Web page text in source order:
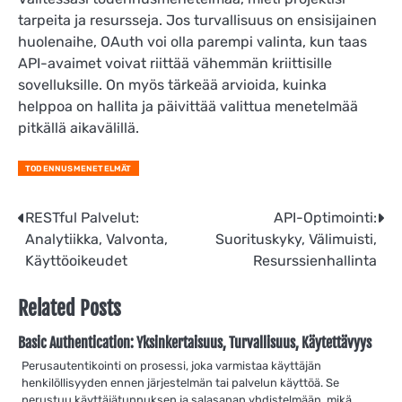
tarpeita ja resursseja. Jos turvallisuus on ensisijainen
huolenaihe, OAuth voi olla parempi valinta, kun taas
API-avaimet voivat riittää vähemmän kriittisille
sovelluksille. On myös tärkeää arvioida, kuinka
helppoa on hallita ja päivittää valittua menetelmää
pitkällä aikavälillä.
TODENNUSMENETELMÄT
Post
navigation
RESTful Palvelut:
Analytiikka, Valvonta,
Käyttöoikeudet
API-Optimointi:
Suorituskyky, Välimuisti,
Resurssienhallinta
Related Posts
Basic Authentication: Yksinkertaisuus, Turvallisuus, Käytettävyys
Perusautentikointi on prosessi, joka varmistaa käyttäjän
henkilöllisyyden ennen järjestelmän tai palvelun käyttöä. Se